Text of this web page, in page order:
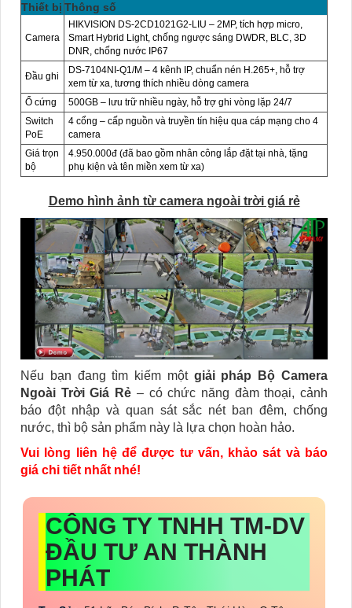
Thiết bị Thông số
Camera
HIKVISION DS-2CD1021G2-LIU – 2MP, tích hợp micro,
Smart Hybrid Light, chống ngược sáng DWDR, BLC, 3D
DNR, chống nước IP67
Đầu ghi
DS-7104NI-Q1/M – 4 kênh IP, chuẩn nén H.265+, hỗ trợ
xem từ xa, tương thích nhiều dòng camera
Ổ cứng
500GB – lưu trữ nhiều ngày, hỗ trợ ghi vòng lặp 24/7
Switch
PoE
4 cổng – cấp nguồn và truyền tín hiệu qua cáp mạng cho 4
camera
Giá trọn
bộ
4.950.000đ (đã bao gồm nhân công lắp đặt tại nhà, tặng
phụ kiện và tên miền xem từ xa)
Demo hình ảnh từ camera ngoài trời giá rẻ
Nếu bạn đang tìm kiếm một giải pháp Bộ Camera
Ngoài Trời Giá Rẻ – có chức năng đàm thoại, cảnh
báo đột nhập và quan sát sắc nét ban đêm, chống
nước, thì bộ sản phẩm này là lựa chọn hoàn hảo.
Vui lòng liên hệ để được tư vấn, khảo sát và báo
giá chi tiết nhất nhé!
CÔNG TY TNHH TM-DV
ĐẦU TƯ AN THÀNH
PHÁT